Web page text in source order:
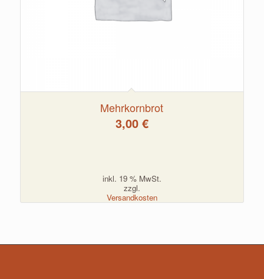
Mehrkornbrot
3,00 €
inkl. 19 % MwSt.
zzgl.
Versandkosten